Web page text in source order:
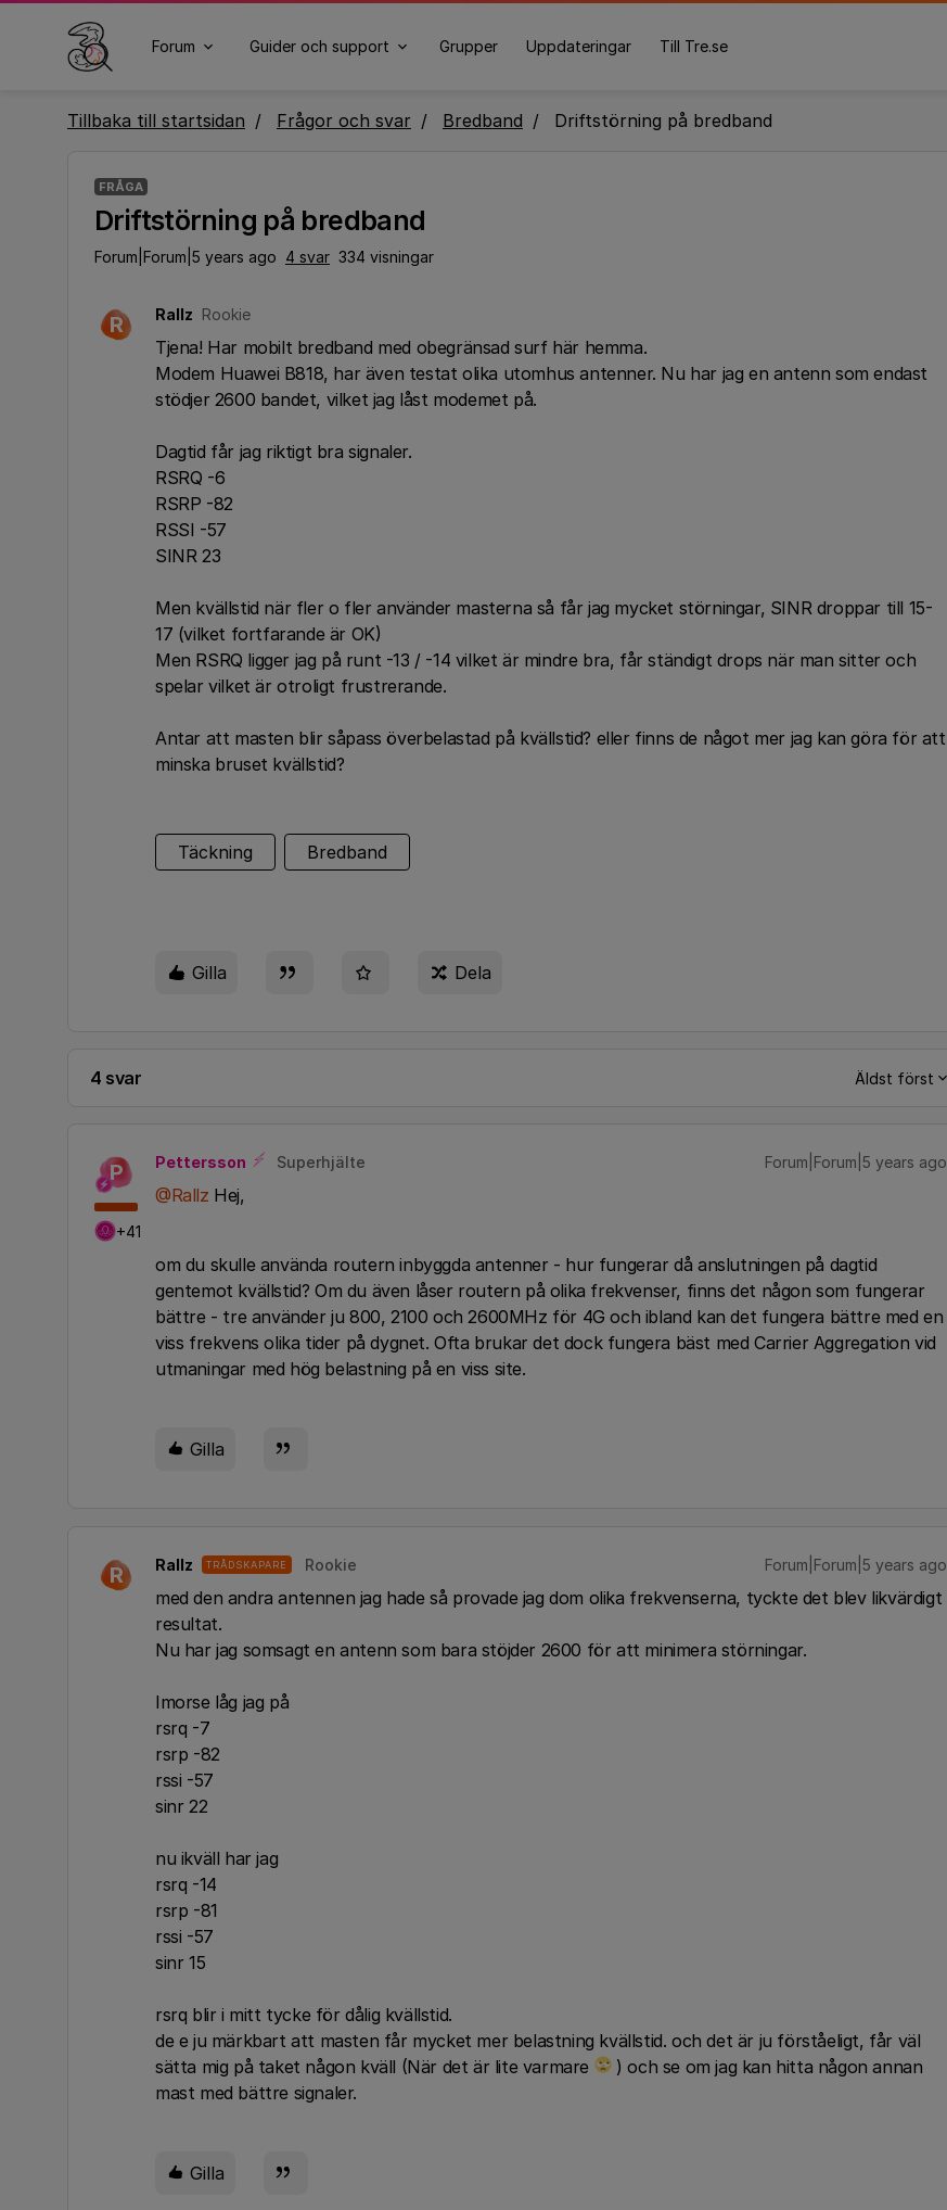
Forum Guider och support Grupper Uppdateringar Till Tre.se
Tillbaka till startsidan Frågor och svar Bredband Driftstörning på bredband
FRÅGA
Driftstörning på bredband
Forum|Forum|5 years ago 4 svar 334 visningar
R Rallz Rookie
Tjena! Har mobilt bredband med obegränsad surf här hemma.
Modem Huawei B818, har även testat olika utomhus antenner. Nu har jag en antenn som endast
stödjer 2600 bandet, vilket jag låst modemet på.
Dagtid får jag riktigt bra signaler.
RSRQ -6
RSRP -82
RSSI -57
SINR 23
Men kvällstid när fler o fler använder masterna så får jag mycket störningar, SINR droppar till 15-
17 (vilket fortfarande är OK)
Men RSRQ ligger jag på runt -13 / -14 vilket är mindre bra, får ständigt drops när man sitter och
spelar vilket är otroligt frustrerande.
Antar att masten blir såpass överbelastad på kvällstid? eller finns de något mer jag kan göra för att
minska bruset kvällstid?
Täckning Bredband
Gilla Dela
4 svar Äldst först
P
+41
Pettersson Superhjälte Forum|Forum|5 years ago
@Rallz Hej,
om du skulle använda routern inbyggda antenner - hur fungerar då anslutningen på dagtid
gentemot kvällstid? Om du även låser routern på olika frekvenser, finns det någon som fungerar
bättre - tre använder ju 800, 2100 och 2600MHz för 4G och ibland kan det fungera bättre med en
viss frekvens olika tider på dygnet. Ofta brukar det dock fungera bäst med Carrier Aggregation vid
utmaningar med hög belastning på en viss site.
Gilla
R Rallz TRÅDSKAPARE Rookie Forum|Forum|5 years ago
med den andra antennen jag hade så provade jag dom olika frekvenserna, tyckte det blev likvärdigt
resultat.
Nu har jag somsagt en antenn som bara stöjder 2600 för att minimera störningar.
Imorse låg jag på
rsrq -7
rsrp -82
rssi -57
sinr 22
nu ikväll har jag
rsrq -14
rsrp -81
rssi -57
sinr 15
rsrq blir i mitt tycke för dålig kvällstid.
de e ju märkbart att masten får mycket mer belastning kvällstid. och det är ju förståeligt, får väl
sätta mig på taket någon kväll (När det är lite varmare
) och se om jag kan hitta någon annan
mast med bättre signaler.
Gilla